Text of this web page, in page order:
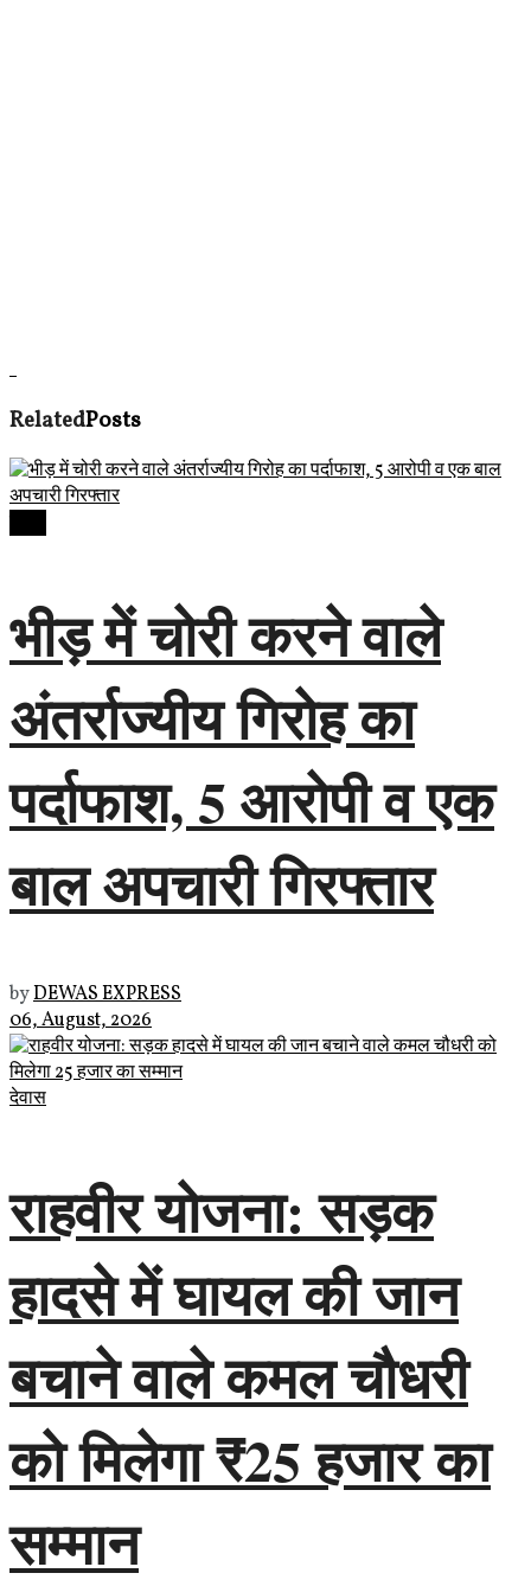
RelatedPosts
भीड़ में चोरी करने वाले
अंतर्राज्यीय गिरोह का
पर्दाफाश, 5 आरोपी व एक
बाल अपचारी गिरफ्तार
byDEWAS EXPRESS
06, August, 2026
देवास
राहवीर योजना: सड़क
हादसे में घायल की जान
बचाने वाले कमल चौधरी
को मिलेगा ₹25 हजार का
सम्मान